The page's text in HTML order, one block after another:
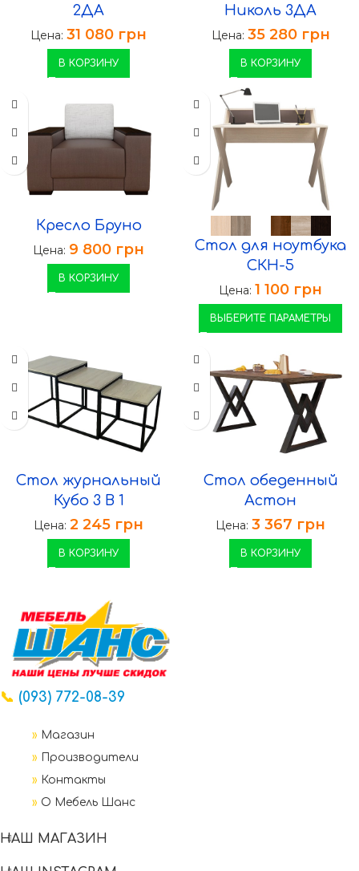
2ДА
Цена: 31 080 грн
В КОРЗИНУ
Николь 3ДА
Цена: 35 280 грн
В КОРЗИНУ
Кресло Бруно
Цена: 9 800 грн
В КОРЗИНУ
Стол для ноутбука
СКН-5
Цена: 1 100 грн
ВЫБЕРИТЕ ПАРАМЕТРЫ
Стол журнальный
Кубо 3 В 1
Цена: 2 245 грн
В КОРЗИНУ
Стол обеденный
Астон
Цена: 3 367 грн
В КОРЗИНУ
📞 (093) 772-08-39
» Магазин
»
Производители
» Контакты
» О Мебель Шанс
НАШ МАГАЗИН